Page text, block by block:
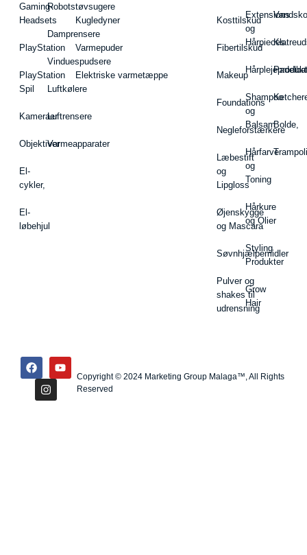
Gaming-
Headsets
PlayStation
PlayStation
Spil
Kameraer
Objektiver
El-
cykler,
El-
løbehjul
Robotstøvsugere
Damprensere
Vinduespudsere
Luftkølere
Luftrensere
Varmeapparater
Kugledyner
Varmepuder
Elektriske varmetæppe
Kosttilskud
Fibertilskud
Makeup
Foundations
Negleforstærkere
Læbestift
og
Lipgloss
Øjenskygge
og Mascara
Søvnhjælpemidler
Pulver og
shakes til
udrensning
Extensions
og
Hårpieces
Shampoo
og
Balsam
Hårfarve
og
Toning
Hårkure
og Olier
Styling
Produkter
Grow
Hair
Vandsko
Bolde,
Copyright © 2024 Marketing Group Malaga™, All Rights
Reserved